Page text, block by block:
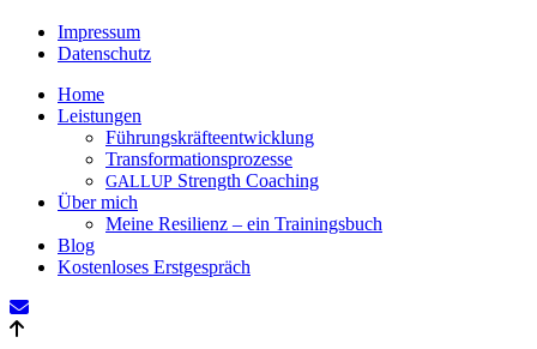
Impressum
Datenschutz
Close
Menu
Home
Leistungen
Führungskräfteentwicklung
Transformationsprozesse
GALLUP Strength Coaching
Über mich
Meine Resilienz – ein Trainingsbuch
Blog
Kostenloses Erstgespräch